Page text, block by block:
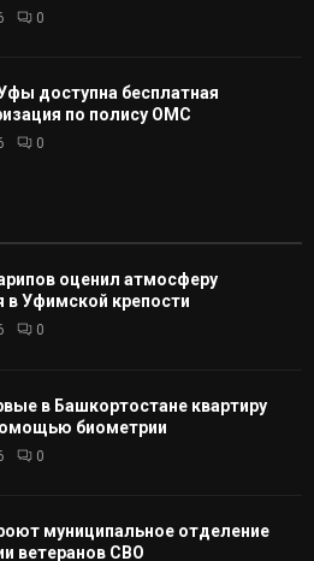
0
доступна бесплатная
по полису ОМС
0
оценил атмосферу
в Уфимской крепости
0
в Башкортостане квартиру
биометрии
0
муниципальное отделение
ветеранов СВО